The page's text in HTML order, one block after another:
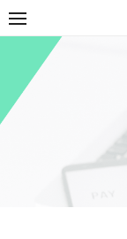
Skip
to
content